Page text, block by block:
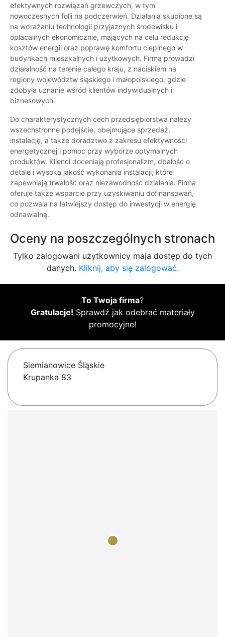
efektywnych rozwiązań grzewczych, w tym
nowoczesnych folii na podczerwień. Działania skupione są
na wdrażaniu technologii przyjaznych środowisku i
opłacalnych ekonomicznie, mających na celu redukcję
kosztów energii oraz poprawę komfortu cieplnego w
budynkach mieszkalnych i użytkowych. Firma prowadzi
działalność na terenie całego kraju, z naciskiem na
regiony województw śląskiego i małopolskiego, gdzie
zdobyła uznanie wśród klientów indywidualnych i
biznesowych.
Do charakterystycznych cech przedsiębiorstwa należy
wszechstronne podejście, obejmujące sprzedaż,
instalację, a także doradztwo z zakresu efektywności
energetycznej i pomoc przy wyborze optymalnych
produktów. Klienci doceniają profesjonalizm, dbałość o
detale i wysoką jakość wykonania instalacji, które
zapewniają trwałość oraz niezawodność działania. Firma
oferuje także wsparcie przy uzyskiwaniu dofinansowań,
co pozwala na łatwiejszy dostęp do inwestycji w energię
odnawialną.
Oceny na poszczególnych stronach
Tylko zalogowani użytkownicy maja dostęp do tych
danych. Kliknij, aby się zalogować.
To Twoja firma?
Gratulacje! Sprawdź jak odebrać materiały
promocyjne!
Siemianowice Śląskie
Krupanka 83